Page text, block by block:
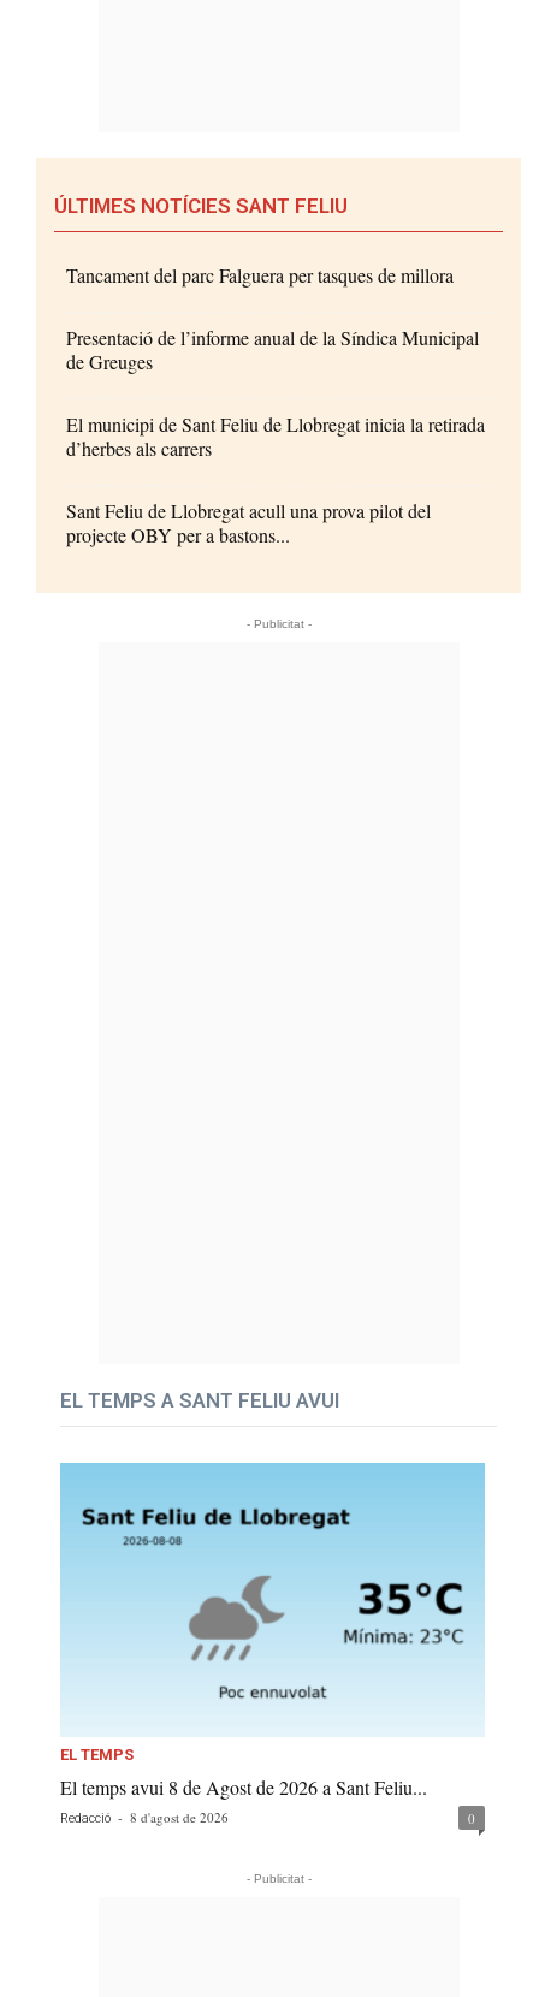
ÚLTIMES NOTÍCIES SANT FELIU
Tancament del parc Falguera per tasques de millora
Presentació de l’informe anual de la Síndica Municipal
de Greuges
El municipi de Sant Feliu de Llobregat inicia la retirada
d’herbes als carrers
Sant Feliu de Llobregat acull una prova pilot del
projecte OBY per a bastons...
- Publicitat -
EL TEMPS A SANT FELIU AVUI
EL TEMPS
El temps avui 8 de Agost de 2026 a Sant Feliu...
Redacció - 8 d'agost de 2026 0
- Publicitat -